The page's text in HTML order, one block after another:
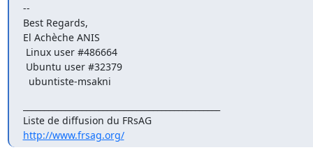
--
Best Regards,
El Achèche ANIS
  ubuntiste-msakni
Liste de diffusion du FRsAG
http://www.frsag.org/